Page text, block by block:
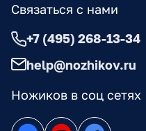
Ножиков в соц сетях
Связаться с нами
+7 (495) 268-13-34
help@nozhikov.ru